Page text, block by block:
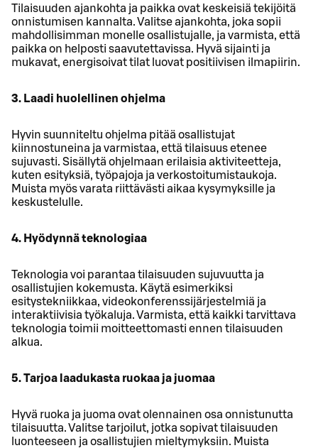
Tilaisuuden ajankohta ja paikka ovat keskeisiä tekijöitä
onnistumisen kannalta. Valitse ajankohta, joka sopii
mahdollisimman monelle osallistujalle, ja varmista, että
paikka on helposti saavutettavissa. Hyvä sijainti ja
mukavat, energisoivat tilat luovat positiivisen ilmapiirin.
3. Laadi huolellinen ohjelma
Hyvin suunniteltu ohjelma pitää osallistujat
kiinnostuneina ja varmistaa, että tilaisuus etenee
sujuvasti. Sisällytä ohjelmaan erilaisia aktiviteetteja,
kuten esityksiä, työpajoja ja verkostoitumistaukoja.
Muista myös varata riittävästi aikaa kysymyksille ja
keskustelulle.
4. Hyödynnä teknologiaa
Teknologia voi parantaa tilaisuuden sujuvuutta ja
osallistujien kokemusta. Käytä esimerkiksi
esitystekniikkaa, videokonferenssijärjestelmiä ja
interaktiivisia työkaluja. Varmista, että kaikki tarvittava
teknologia toimii moitteettomasti ennen tilaisuuden
alkua.
5. Tarjoa laadukasta ruokaa ja juomaa
Hyvä ruoka ja juoma ovat olennainen osa onnistunutta
tilaisuutta. Valitse tarjoilut, jotka sopivat tilaisuuden
luonteeseen ja osallistujien mieltymyksiin. Muista